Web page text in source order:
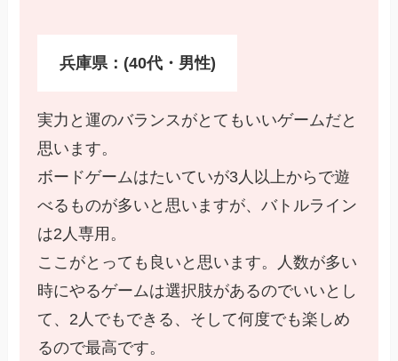
兵庫県：(40代・男性)
実力と運のバランスがとてもいいゲームだと
思います。
ボードゲームはたいていが3人以上からで遊
べるものが多いと思いますが、バトルライン
は2人専用。
ここがとっても良いと思います。人数が多い
時にやるゲームは選択肢があるのでいいとし
て、2人でもできる、そして何度でも楽しめ
るので最高です。